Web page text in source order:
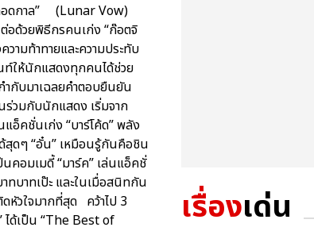
ลอดกาล” (Lunar Vow)
อด้วยพิธีกรคนเก่ง “ก๊อตจิ
ามท้าทายและความประทับ
ท์ให้นักแสดงทุกคนได้ช่วย
ำกับมาเฉลยคำตอบยืนยัน
ร่วมกับนักแสดง เริ่มจาก
แอ็คชั่นเก่ง “บาร์โค้ด” พลัง
สุดๆ “อั๋น” เหมือนรู้กันคือชิน
นคอมเมดี้ “มาร์ค” เล่นแอ็คชั่
ทบาทเป๊ะ และในเมื่อสนิทกัน
ดหัวใจมากที่สุด คว้าไป 3
ได้เป็น “The Best of
เรื่องเด่น